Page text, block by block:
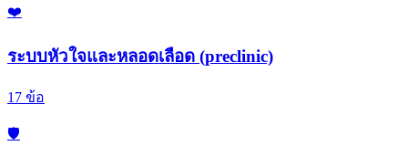
❤️
ระบบหัวใจและหลอดเลือด (preclinic)
17 ข้อ
🛡️